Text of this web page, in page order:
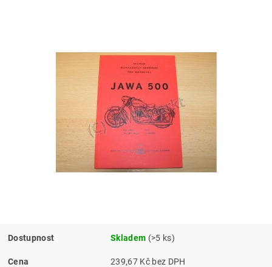
Dostupnost Skladem (>5 ks)
Cena 239,67 Kč bez DPH